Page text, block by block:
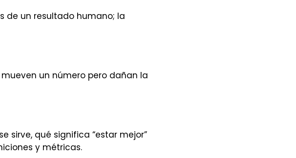
de un resultado humano; la
un número pero dañan la
sirve, qué significa “estar mejor”
y métricas.